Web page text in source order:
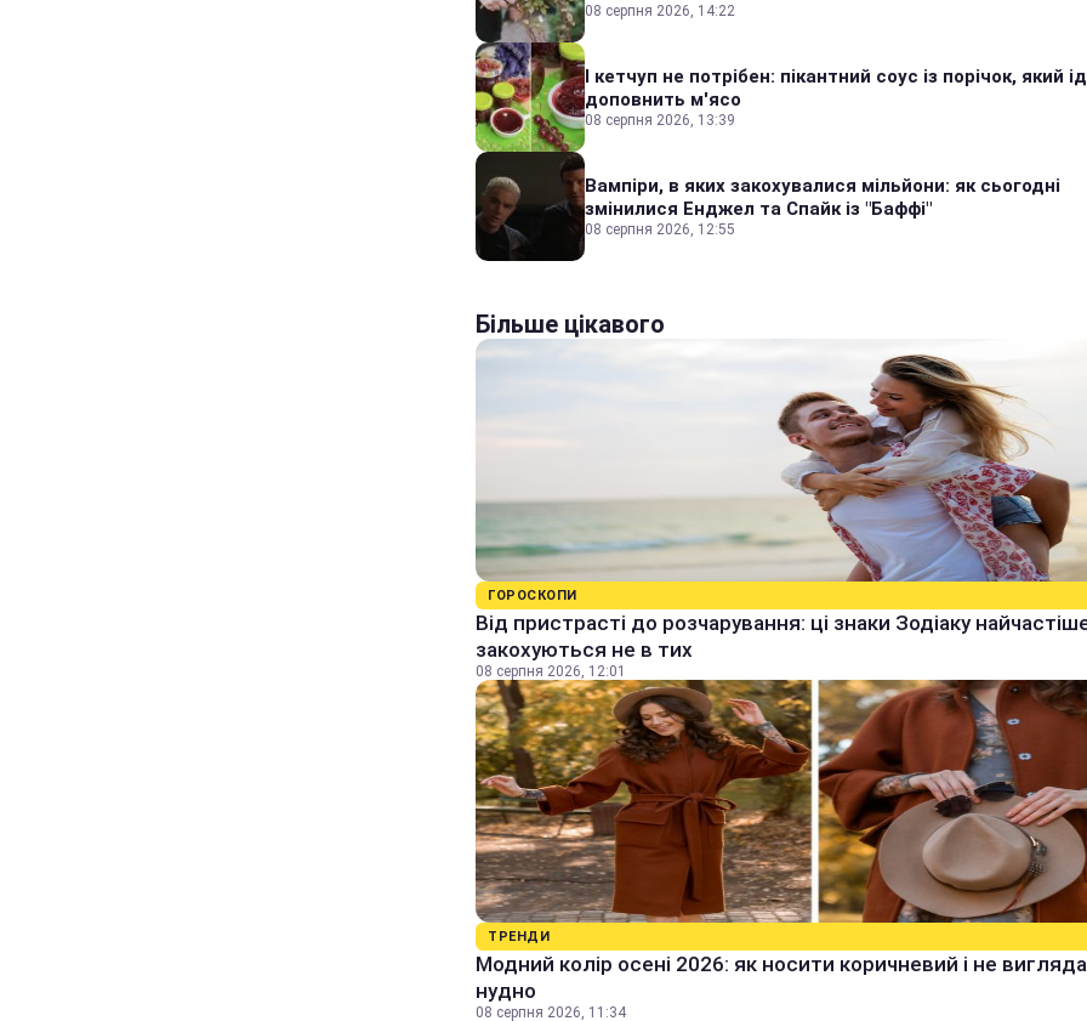
08 серпня 2026, 14:22
І кетчуп не потрібен: пікантний соус із порічок, який
доповнить м'ясо
08 серпня 2026, 13:39
Вампіри, в яких закохувалися мільйони: як сьогодні
змінилися Енджел та Спайк із "Баффі"
08 серпня 2026, 12:55
Більше цікавого
ГОРОСКОПИ
Від пристрасті до розчарування: ці знаки Зодіаку
закохуються не в тих
08 серпня 2026, 12:01
ТРЕНДИ
Модний колір осені 2026: як носити коричневий і не
нудно
08 серпня 2026, 11:34